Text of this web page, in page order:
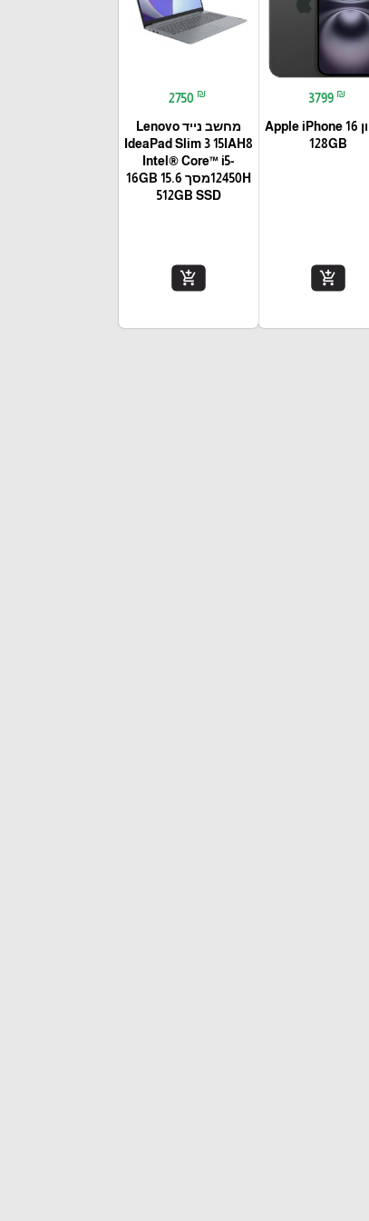
3799 ₪
אייפון Apple iPhone 16
128GB
add_shopping_cart
2750 ₪
מחשב נייד Lenovo
IdeaPad Slim 3 15IAH8
Intel® Core™ i5-
12450Hמסך 15.6 16GB
512GB SSD
add_shopping_cart